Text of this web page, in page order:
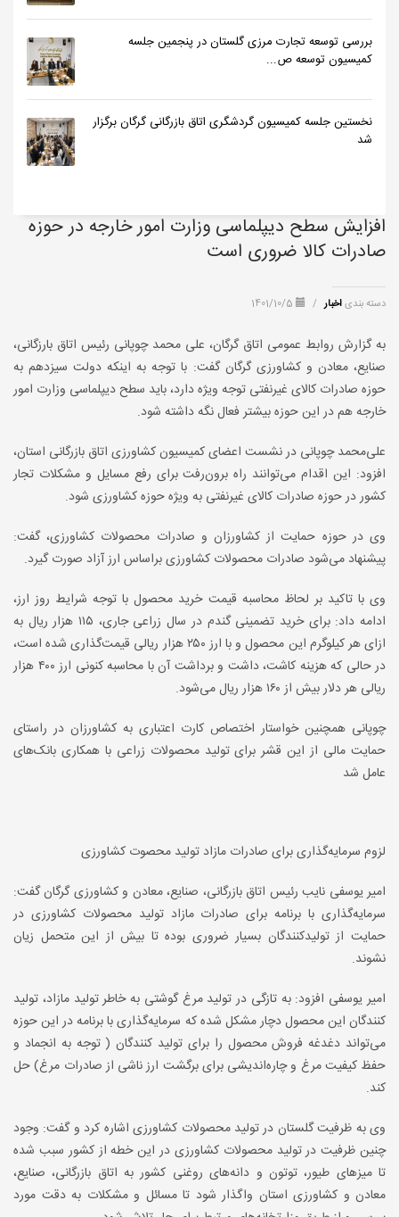
بررسی توسعه تجارت مرزی گلستان در پنجمین جلسه
کمیسیون توسعه ص...
نخستین جلسه کمیسیون گردشگری اتاق بازرگانی گرگان برگزار
شد
افزایش سطح دیپلماسی وزارت امور خارجه در حوزه
صادرات کالا ضروری است
دسته بندیاخبار /
به گزارش روابط عمومی اتاق گرگان، علی محمد چوپانی رئیس اتاق بارزگانی،
صنایع، معادن و کشاورزی گرگان گفت: با توجه به اینکه دولت سیزدهم به
حوزه صادرات کالای غیرنفتی توجه ویژه دارد، باید سطح دیپلماسی وزارت امور
خارجه هم در این حوزه بیشتر فعال نگه داشته شود.
علی‌محمد چوپانی در نشست اعضای کمیسیون کشاورزی اتاق بازرگانی استان،
افزود: این اقدام می‌توانند راه برون‌رفت برای رفع مسایل و مشکلات تجار
کشور در حوزه صادرات کالای غیرنفتی به ویژه حوزه کشاورزی شود.
وی در حوزه حمایت از کشاورزان و صادرات محصولات کشاورزی، گفت:
پیشنهاد می‌شود صادرات محصولات کشاورزی براساس ارز آزاد صورت گیرد.
وی با تاکید بر لحاظ محاسبه قیمت خرید محصول با توجه شرایط روز ارز،
ادامه داد: برای خرید تضمینی گندم در سال زراعی جاری، ۱۱۵ هزار ریال به
ازای هر کیلوگرم این محصول و با ارز ۲۵۰ هزار ریالی قیمت‌گذاری شده است،
در حالی که هزینه کاشت، داشت و برداشت آن با محاسبه کنونی ارز ۴۰۰ هزار
ریالی هر دلار بیش از ۱۶۰ هزار ریال می‌شود.
چوپانی همچنین خواستار اختصاص کارت اعتباری به کشاورزان در راستای
حمایت مالی از این قشر برای تولید محصولات زراعی با همکاری بانک‌های
عامل شد
لزوم سرمایه‌گذاری برای صادرات مازاد تولید محصوت کشاورزی
امیر یوسفی نایب رئیس اتاق بازرگانی، صنایع، معادن و کشاورزی گرگان گفت:
سرمایه‌گذاری با برنامه برای صادرات مازاد تولید محصولات کشاورزی در
حمایت از تولیدکنندگان بسیار ضروری بوده تا بیش از این متحمل زیان
نشوند.
امیر یوسفی افزود: به تازگی در تولید مرغ گوشتی به خاطر تولید مازاد، تولید
کنندگان این محصول دچار مشکل شده که سرمایه‌گذاری با برنامه در این حوزه
می‌تواند دغدغه فروش محصول را برای تولید کنندگان ( توجه به انجماد و
حفظ کیفیت مرغ و چاره‌اندیشی برای برگشت ارز ناشی از صادرات مرغ) حل
کند.
وی به ظرفیت گلستان در تولید محصولات کشاورزی اشاره کرد و گفت: وجود
چنین ظرفیت در تولید محصولات کشاورزی در این خطه از کشور سبب شده
تا میزهای طیور، توتون و دانه‌های روغنی کشور به اتاق بازرگانی، صنایع،
معادن و کشاورزی استان واگذار شود تا مسائل و مشکلات به دقت مورد